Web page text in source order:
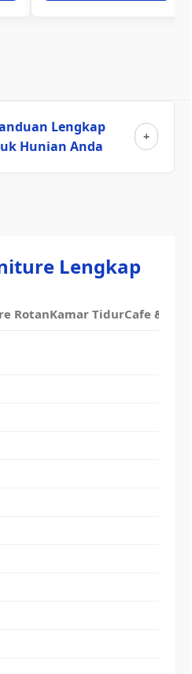
Lengkap
Hunian Anda
Lengkap
RotanKamar TidurCafe &